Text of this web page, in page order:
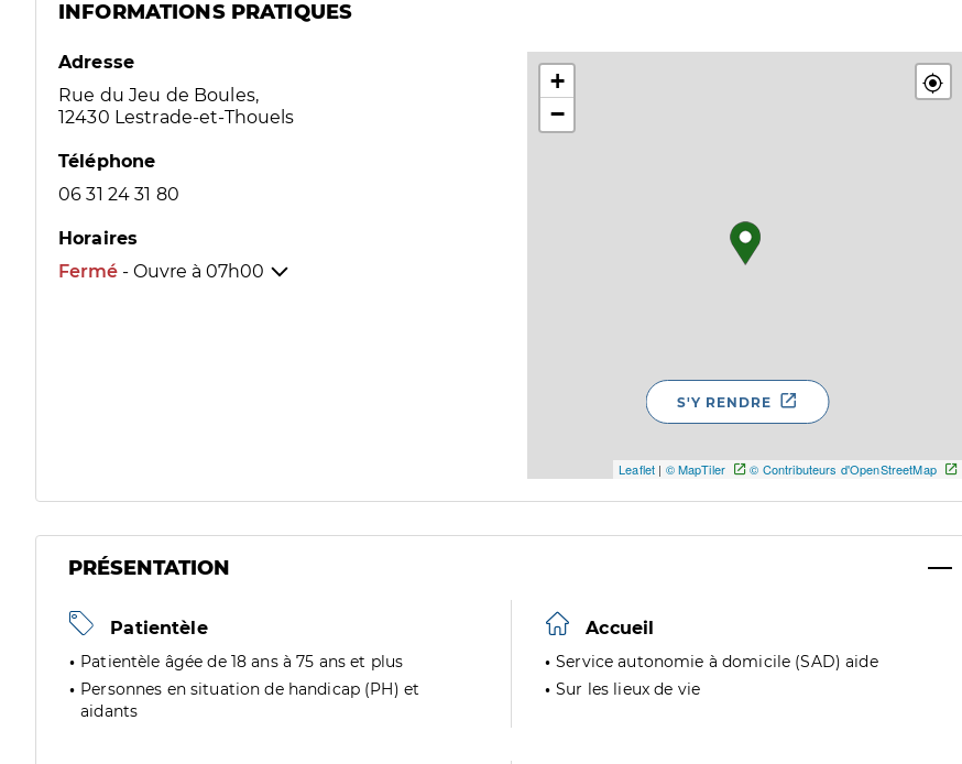
INFORMATIONS PRATIQUES
Adresse
Rue du Jeu de Boules,
12430 Lestrade-et-Thouels
Téléphone
06 31 24 31 80
Horaires
Fermé - Ouvre à 07h00
+
−
Leaflet | © MapTiler © Contributeurs d'OpenStreetMap
S'Y RENDRE
PRÉSENTATION
Patientèle
Patientèle âgée de 18 ans à 75 ans et plus
Personnes en situation de handicap (PH) et
aidants
Accueil
Service autonomie à domicile (SAD) aide
Sur les lieux de vie